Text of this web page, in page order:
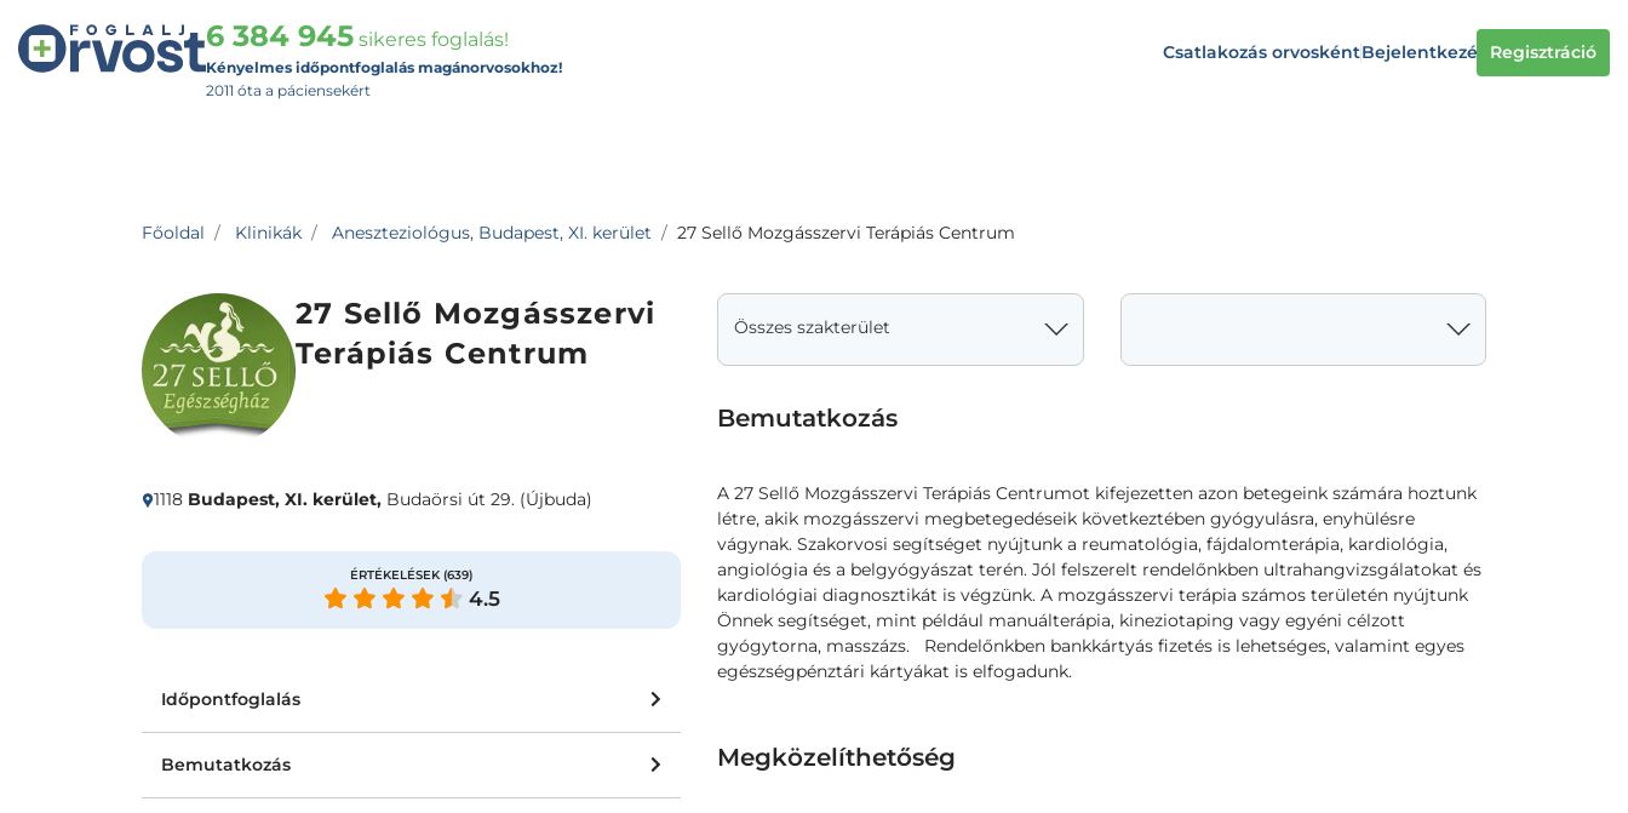
6 384 945 sikeres foglalás!
Kényelmes időpontfoglalás magánorvosokhoz!
2011 óta a páciensekért
Csatlakozás orvoskéntBejelentkezés Regisztráció
Főoldal Klinikák Aneszteziológus, Budapest, XI. kerület 27 Sellő Mozgásszervi Terápiás Centrum
27 Sellő Mozgásszervi
Terápiás Centrum
ÉRTÉKELÉSEK (639)
4.5
1118 Budapest, XI. kerület, Budaörsi út 29. (Újbuda)
Időpontfoglalás
Bemutatkozás
Összes szakterület
Bemutatkozás
A 27 Sellő Mozgásszervi Terápiás Centrumot kifejezetten azon betegeink számára hoztunk
létre, akik mozgásszervi megbetegedéseik következtében gyógyulásra, enyhülésre
vágynak. Szakorvosi segítséget nyújtunk a reumatológia, fájdalomterápia, kardiológia,
angiológia és a belgyógyászat terén. Jól felszerelt rendelőnkben ultrahangvizsgálatokat és
kardiológiai diagnosztikát is végzünk. A mozgásszervi terápia számos területén nyújtunk
Önnek segítséget, mint például manuálterápia, kineziotaping vagy egyéni célzott
gyógytorna, masszázs. Rendelőnkben bankkártyás fizetés is lehetséges, valamint egyes
egészségpénztári kártyákat is elfogadunk.
Megközelíthetőség